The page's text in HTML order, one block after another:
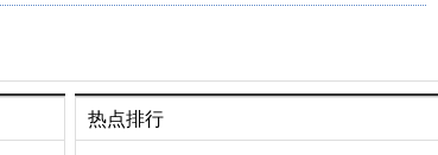
热点排行